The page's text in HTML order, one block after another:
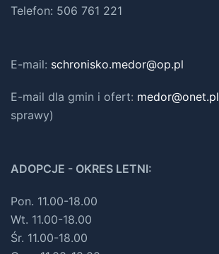
Telefon: 506 761 221
E-mail: schronisko.medor@op.pl
E-mail dla gmin i ofert: medor@onet.pl
sprawy)
ADOPCJE - OKRES LETNI:
Pon. 11.00-18.00
Wt. 11.00-18.00
Śr. 11.00-18.00